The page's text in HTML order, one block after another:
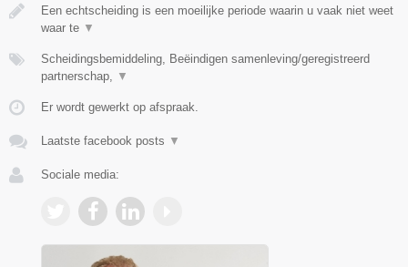
Een echtscheiding is een moeilijke periode waarin u vaak niet weet
waar te ▼
Scheidingsbemiddeling, Beëindigen samenleving/geregistreerd
partnerschap,
▼
Er wordt gewerkt op afspraak.
Laatste facebook posts ▼
Sociale media: